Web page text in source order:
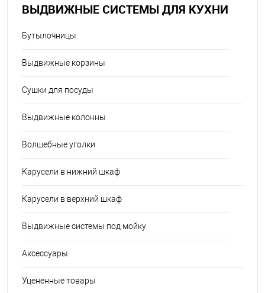
ВЫДВИЖНЫЕ СИСТЕМЫ ДЛЯ КУХНИ
Бутылочницы
Выдвижные корзины
Сушки для посуды
Выдвижные колонны
Волшебные уголки
Карусели в нижний шкаф
Карусели в верхний шкаф
Выдвижные системы под мойку
Аксессуары
Уцененные товары